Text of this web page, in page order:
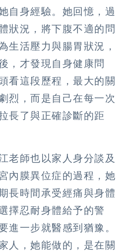
自身經驗。她回憶，過
狀況，將下腹不適的問
生活壓力與腸胃狀況，
，才發現自身健康問
看這段歷程，最大的關
烈，而是自己在每一次
長了與正確診斷的距
老師也以家人身分談及
內膜異位症的過程，她
長時間承受經痛與身體
擇忍耐身體給予的警
進一步就醫感到猶豫。
人，她能做的，是在關